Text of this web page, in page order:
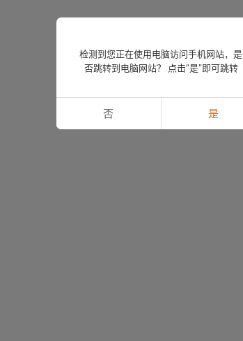
检测到您正在使用电脑访问手机网站，是
否跳转到电脑网站？ 点击“是”即可跳转
否 是